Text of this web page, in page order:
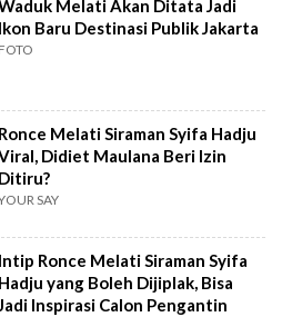
Melati Akan Ditata Jadi
Ikon Baru Destinasi Publik Jakarta
FOTO
Ronce Melati Siraman Syifa Hadju
Didiet Maulana Beri Izin
Ditiru?
SAY
Intip Ronce Melati Siraman Syifa
Hadju yang Boleh Dijiplak, Bisa
Inspirasi Calon Pengantin